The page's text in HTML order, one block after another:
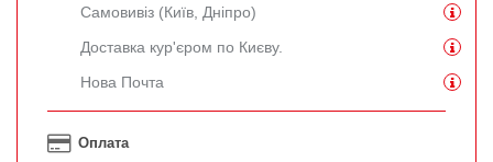
Самовивіз (Київ, Дніпро)
Доставка кур'єром по Києву.
Нова Почта
Оплата